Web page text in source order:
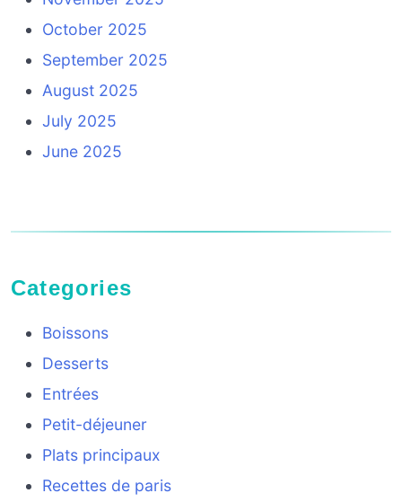
October 2025
September 2025
August 2025
July 2025
June 2025
Categories
Boissons
Desserts
Entrées
Petit-déjeuner
Plats principaux
Recettes de paris